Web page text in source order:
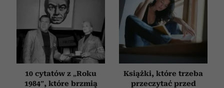
10 cytatów z „Roku
1984”, które brzmią
Książki, które trzeba
przeczytać przed